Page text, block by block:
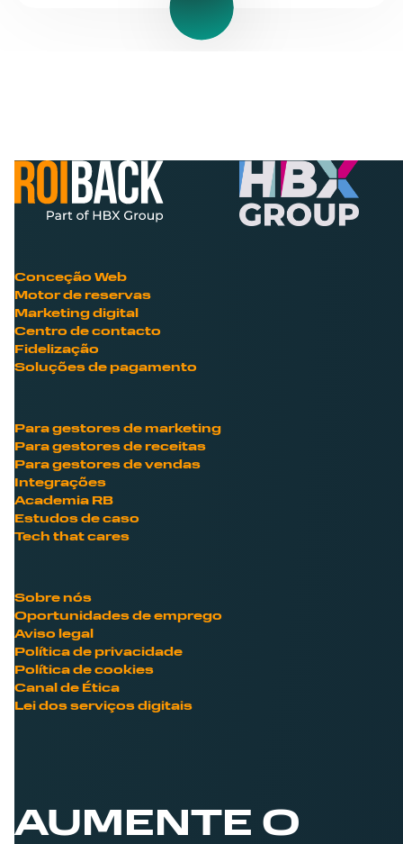
Conceção Web
Motor de reservas
Marketing digital
Centro de contacto
Fidelização
Soluções de pagamento
Para gestores de marketing
Para gestores de receitas
Para gestores de vendas
Integrações
Academia RB
Estudos de caso
Tech that cares
Sobre nós
Oportunidades de emprego
Aviso legal
Política de privacidade
Política de cookies
Canal de Ética
Lei dos serviços digitais
AUMENTE O